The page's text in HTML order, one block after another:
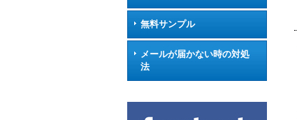
無料サンプル
メールが届かない時の対処
法